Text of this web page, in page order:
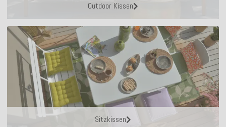
Outdoor Kissen
Sitzkissen